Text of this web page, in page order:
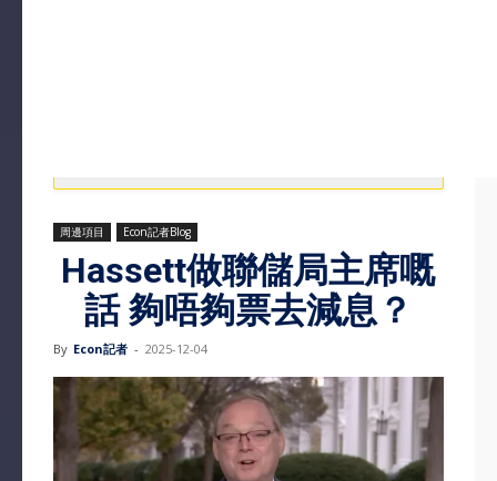
周邊項目 Econ記者Blog
Hassett做聯儲局主席嘅
話 夠唔夠票去減息？
By Econ記者 - 2025-12-04